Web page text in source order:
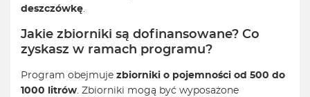
deszczówkę.
Jakie zbiorniki są dofinansowane? Co
zyskasz w ramach programu?
Program obejmuje zbiorniki o pojemności od 500 do
1000 litrów. Zbiorniki mogą być wyposażone